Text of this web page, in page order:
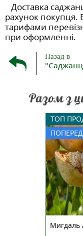
Доставка
рахунок покупця.
тарифами
при оформленні.
Назад в
Разом з
ТОП
1,7 м.
на
Був
Мигдаль